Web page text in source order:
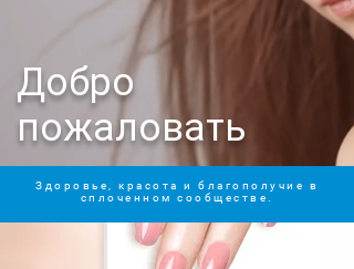
Добро
пожаловать
Здоровье, красота и благополучие в
сплоченном сообществе.